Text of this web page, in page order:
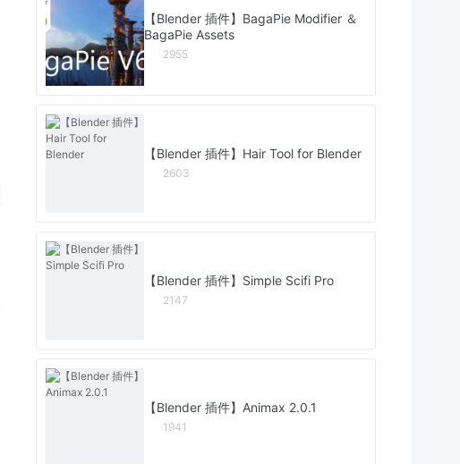
【Blender 插件】BagaPie Modifier ＆
BagaPie Assets
2955
【Blender 插件】Hair Tool for Blender
2603
【Blender 插件】Simple Scifi Pro
2147
【Blender 插件】Animax 2.0.1
1941